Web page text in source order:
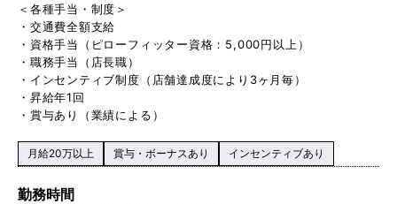
＜各種手当・制度＞
・交通費全額支給
・資格手当（ピローフィッター資格：5,000円以上）
・職務手当（店長職）
・インセンティブ制度（店舗達成度により3ヶ月毎）
・昇給年1回
・賞与あり（業績による）
月給20万以上 賞与・ボーナスあり インセンティブあり
勤務時間